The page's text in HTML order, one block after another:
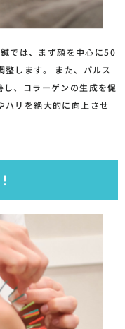
では、まず顔を中心に50
します。 また、パルス
、コラーゲンの生成を促
ハリを絶大的に向上させ